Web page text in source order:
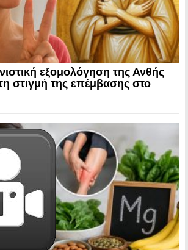
εξομολόγηση της Ανθής
στιγμή της επέμβασης στο